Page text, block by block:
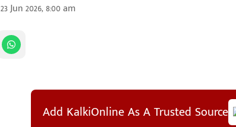
23 Jun 2026, 8:00 am
Add KalkiOnline As A Trusted Source